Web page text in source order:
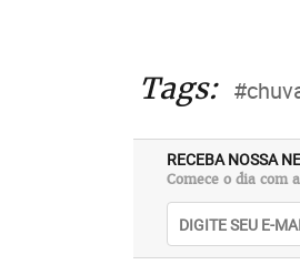
Tags:
RECEBA NOSSA
Comece o dia com